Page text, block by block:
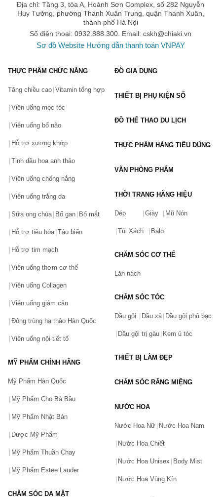
Địa chỉ: Tầng 3, tòa A, Hoành Sơn Complex, số 282 Nguyễn
Huy Tưởng, phường Thanh Xuân Trung, quận Thanh Xuân,
thành phố Hà Nội
Số điện thoại: 0932.888.300. Email: cskh@chiaki.vn
Sơ đồ Website Hướng dẫn thanh toán VNPAY
THỰC PHẨM CHỨC NĂNG
Tăng chiều cao Vitamin tổng hợp
Viên uống mọc tóc
Viên uống bổ não
Hỗ trợ xương khớp
Tinh dầu hoa anh thảo
Viên uống chống nắng
Viên uống trắng da
Sữa ong chúa Bổ gan Bổ mắt
Hỗ trợ tiêu hóa Tảo biển
Hỗ trợ tim mạch
Viên uống thơm cơ thể
Viên uống Collagen
Viên uống giảm cân
Đông trùng hạ thảo Hàn Quốc
Viên uống nội tiết tố
MỸ PHẨM CHÍNH HÃNG
Mỹ Phẩm Hàn Quốc
Mỹ Phẩm Cho Bà Bầu
Mỹ Phẩm Nhật Bản
Dược Mỹ Phẩm
Mỹ Phẩm Thuần Chay
Mỹ Phẩm Estee Lauder
CHĂM SÓC DA MẶT
ĐỒ GIA DỤNG
THIẾT BỊ PHỤ KIỆN SỐ
ĐỒ THỂ THAO DU LỊCH
THỰC PHẨM HÀNG TIÊU DÙNG
VĂN PHÒNG PHẨM
THỜI TRANG HÀNG HIỆU
Dép Giày Mũ Nón
Túi Xách Balo
CHĂM SÓC CƠ THỂ
Lăn nách
CHĂM SÓC TÓC
Dầu gội Dầu xả Dầu gội phủ bạc
Dầu gội trị gàu Kem ủ tóc
THIẾT BỊ LÀM ĐẸP
CHĂM SÓC RĂNG MIỆNG
NƯỚC HOA
Nước Hoa Nữ Nước Hoa Nam
Nước Hoa Chiết
Nước Hoa Unisex Body Mist
Nước Hoa Vùng Kín
Số lần áp dụng:
lần
Chỉ áp dụng cho gian hàng:
Ngày hết hạn:
LẤY MÃ NGAY